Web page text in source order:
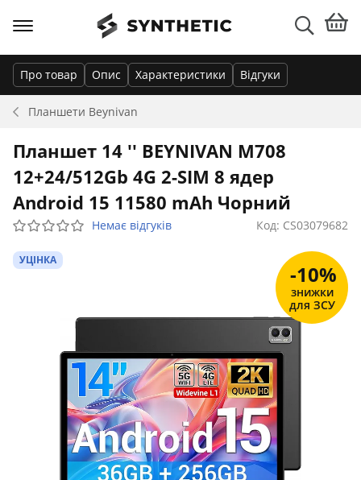
Планшети Beynivan
Про товар Опис Характеристики Відгуки
Планшет 14 '' BEYNIVAN M708
12+24/512Gb 4G 2-SIM 8 ядер
Android 15 11580 mAh Чорний
Немає відгуків Код: CS03079682
УЦІНКА
-10%
знижки
для ЗСУ